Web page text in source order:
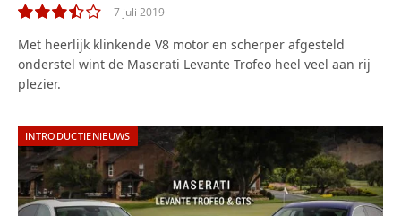
7.0
7 juli 2019
Met heerlijk klinkende V8 motor en scherper afgesteld
onderstel wint de Maserati Levante Trofeo heel veel aan rij
plezier.
INTRODUCTIENIEUWS